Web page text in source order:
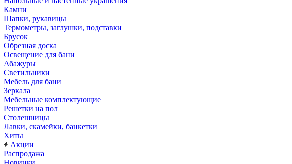
Камни
Шапки, рукавицы
Термометры, заглушки, подставки
Брусок
Обрезная доска
Освещение для бани
Абажуры
Светильники
Мебель для бани
Зеркала
Мебельные комплектующие
Решетки на пол
Столешницы
Лавки, скамейки, банкетки
Хиты
Акции
Распродажа
Новинки